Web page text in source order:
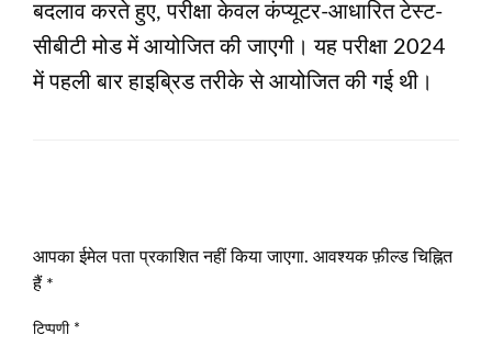
बदलाव करते हुए, परीक्षा केवल कंप्यूटर-आधारित टेस्ट-
सीबीटी मोड में आयोजित की जाएगी। यह परीक्षा 2024
में पहली बार हाइब्रिड तरीके से आयोजित की गई थी।
आपका ईमेल पता प्रकाशित नहीं किया जाएगा. आवश्यक फ़ील्ड चिह्नित
हैं *
टिप्पणी *